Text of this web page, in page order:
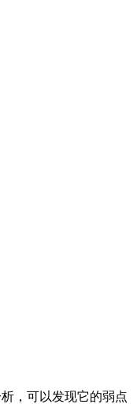
，可以发现它的弱点